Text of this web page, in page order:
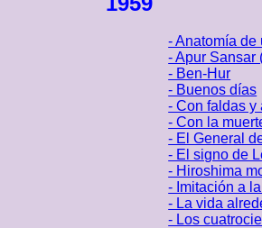
- Anatomía de
- Apur Sansar
- Ben-Hur
- Buenos días
- Con faldas y
- Con la
- El General
- El signo de
- Hiroshima
- Imitación a
- La vida
- Los